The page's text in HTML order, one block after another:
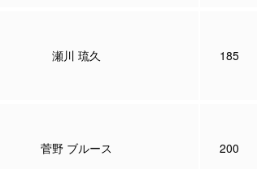
瀬川 琉久 185
菅野 ブルース 200